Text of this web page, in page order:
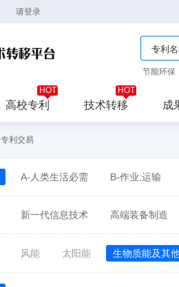
请登录
节能环保
高校专利 技术转移 成
专利交易
A-人类生活必需 B-作业;运输
新一代信息技术 高端装备制造
风能 太阳能 生物质能及其